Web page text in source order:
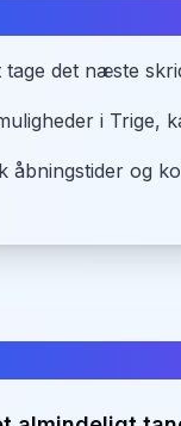
tage det næste
i Trige,
åbningstider og